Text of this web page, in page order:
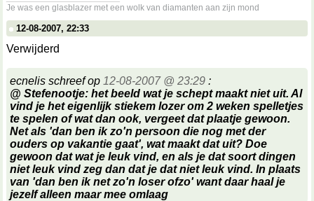
Je was een glasblazer met een wolk van diamanten aan zijn mond
12-08-2007, 22:33
Verwijderd
ecnelis schreef op 12-08-2007 @ 23:29 :
@ Stefenootje: het beeld wat je schept maakt niet uit. Al
vind je het eigenlijk stiekem lozer om 2 weken spelletjes
te spelen of wat dan ook, vergeet dat plaatje gewoon.
Net als 'dan ben ik zo'n persoon die nog met der
ouders op vakantie gaat', wat maakt dat uit? Doe
gewoon dat wat je leuk vind, en als je dat soort dingen
niet leuk vind zeg dan dat je dat niet leuk vind. In plaats
van 'dan ben ik net zo'n loser ofzo' want daar haal je
jezelf alleen maar mee omlaag